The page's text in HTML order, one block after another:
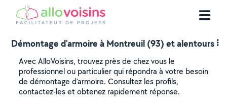
Démontage d'armoire à Montreuil (93) et alentours
Avec AlloVoisins, trouvez près de chez vous le
professionnel ou particulier qui répondra à votre besoin
de démontage d'armoire. Consultez les profils,
contactez-les et obtenez rapidement réponse.